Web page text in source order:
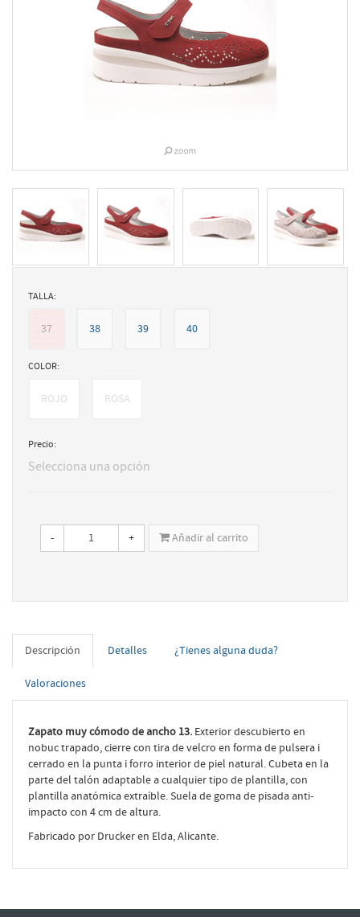
TALLA:
37 38 39 40
COLOR:
ROJO ROSA
Precio:
Selecciona una opción
- + Añadir al carrito
Descripción Detalles ¿Tienes alguna duda?
Valoraciones
Zapato muy cómodo de ancho 13. Exterior descubierto en
nobuc trapado, cierre con tira de velcro en forma de pulsera i
cerrado en la punta i forro interior de piel natural. Cubeta en la
parte del talón adaptable a cualquier tipo de plantilla, con
plantilla anatómica extraíble. Suela de goma de pisada anti-
impacto con 4 cm de altura.
Fabricado por Drucker en Elda, Alicante.